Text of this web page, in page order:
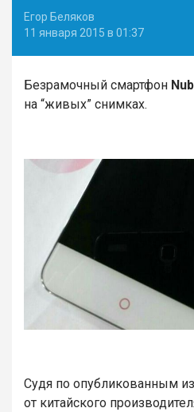
Егор Беляков
11 января 2015 в 01:37
Безрамочный смартфон
на “живых” снимках.
Судя по опубликованным
от китайского